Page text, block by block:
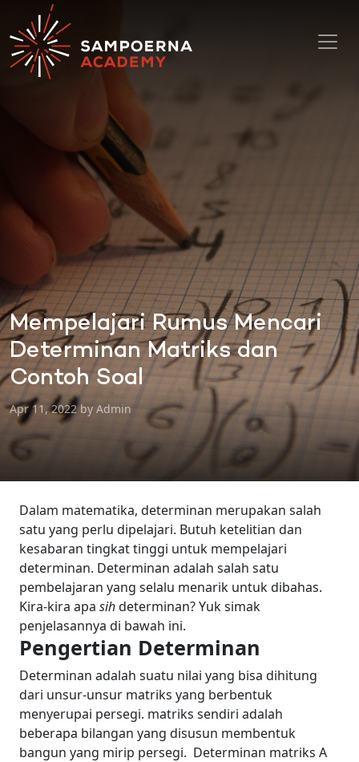
Mempelajari Rumus Mencari
Determinan Matriks dan
Contoh Soal
Apr 11, 2022 by Admin
Dalam matematika, determinan merupakan salah
satu yang perlu dipelajari. Butuh ketelitian dan
kesabaran tingkat tinggi untuk mempelajari
determinan. Determinan adalah salah satu
pembelajaran yang selalu menarik untuk dibahas.
Kira-kira apa sihdeterminan? Yuk simak
penjelasannya di bawah ini.
Pengertian Determinan
Determinan adalah suatu nilai yang bisa dihitung
dari unsur-unsur matriks yang berbentuk
menyerupai persegi. matriks sendiri adalah
beberapa bilangan yang disusun membentuk
bangun yang mirip persegi. Determinan matriks A